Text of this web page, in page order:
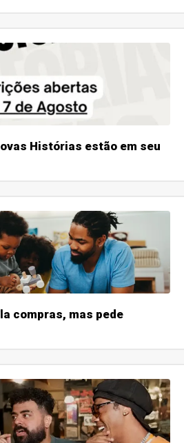
Histórias estão em seu
compras, mas pede